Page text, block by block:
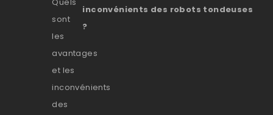
inconvénients des robots tondeuses
?